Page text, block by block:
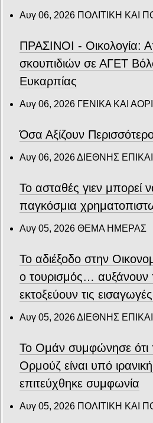
Αυγ 06, 2026 ΠΟΛΙΤΙΚΗ ΚΑΙ
ΠΡΑΣΙΝΟΙ - Οικολογία:
σκουπιδιών σε ΑΓΕΤ
Ευκαρπίας
Αυγ 06, 2026 ΓΕΝΙΚΑ ΚΑΙ
Όσα Αξίζουν
Αυγ 06, 2026ΔΙΕΘΝΗΣ
Το ασταθές γιεν μπορεί
παγκόσμια
Αυγ 05, 2026 ΘΕΜΑ ΗΜΕΡΑΣ
Το αδιέξοδο στην
ο τουρισμός… αυξάνουν
εκτοξεύουν τις
Αυγ 05, 2026ΔΙΕΘΝΗΣ
Το Ομάν συμφώνησε ότι
Ορμούζ είναι υπό
επιτεύχθηκε συμφωνία
Αυγ 05, 2026 ΠΟΛΙΤΙΚΗ ΚΑΙ